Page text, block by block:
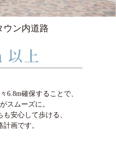
ウン内道路
6.8m確保することで、
スムーズに。
安心して歩ける、
画です。